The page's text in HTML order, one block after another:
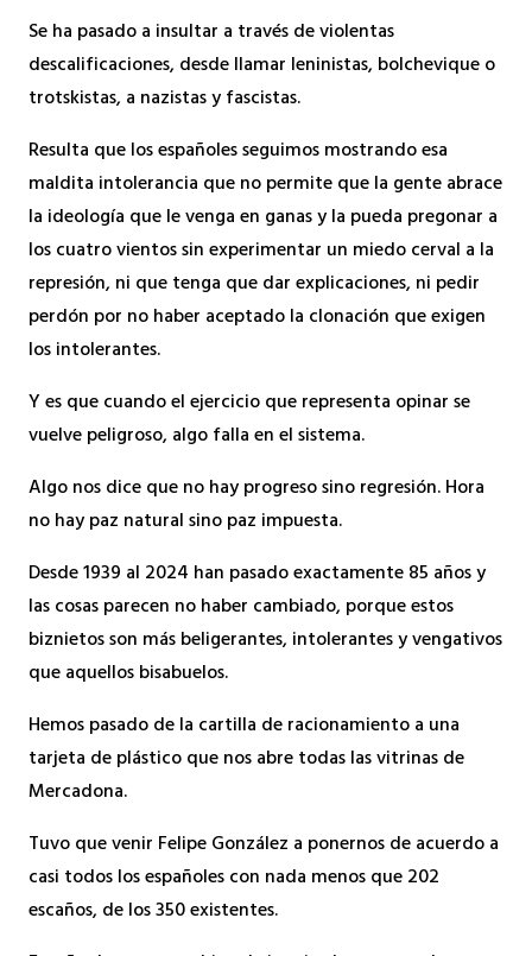
Se ha pasado a insultar a través de violentas
descalificaciones, desde llamar leninistas, bolchevique o
trotskistas, a nazistas y fascistas.
Resulta que los españoles seguimos mostrando esa
maldita intolerancia que no permite que la gente abrace
la ideología que le venga en ganas y la pueda pregonar a
los cuatro vientos sin experimentar un miedo cerval a la
represión, ni que tenga que dar explicaciones, ni pedir
perdón por no haber aceptado la clonación que exigen
los intolerantes.
Y es que cuando el ejercicio que representa opinar se
vuelve peligroso, algo falla en el sistema.
Algo nos dice que no hay progreso sino regresión. Hora
no hay paz natural sino paz impuesta.
Desde 1939 al 2024 han pasado exactamente 85 años y
las cosas parecen no haber cambiado, porque estos
biznietos son más beligerantes, intolerantes y vengativos
que aquellos bisabuelos.
Hemos pasado de la cartilla de racionamiento a una
tarjeta de plástico que nos abre todas las vitrinas de
Mercadona.
Tuvo que venir Felipe González a ponernos de acuerdo a
casi todos los españoles con nada menos que 202
escaños, de los 350 existentes.